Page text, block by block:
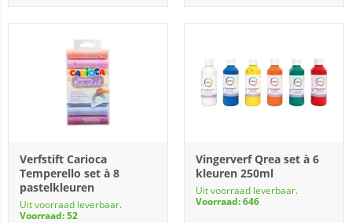
Verfstift Carioca
Temperello set à 8
pastelkleuren
Uit voorraad leverbaar.
Voorraad: 52
Vingerverf Qrea set à 6
kleuren 250ml
Uit voorraad leverbaar.
Voorraad: 646